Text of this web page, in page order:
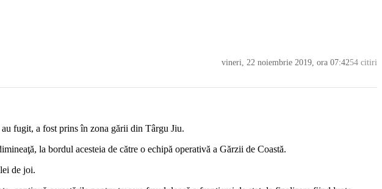
vineri, 22 noiembrie 2019, ora 07:4254 citiri
fugit, a fost prins în zona gării din Târgu Jiu.
la bordul acesteia de către o echipă operativă a Gărzii de Coastă.
de joi.